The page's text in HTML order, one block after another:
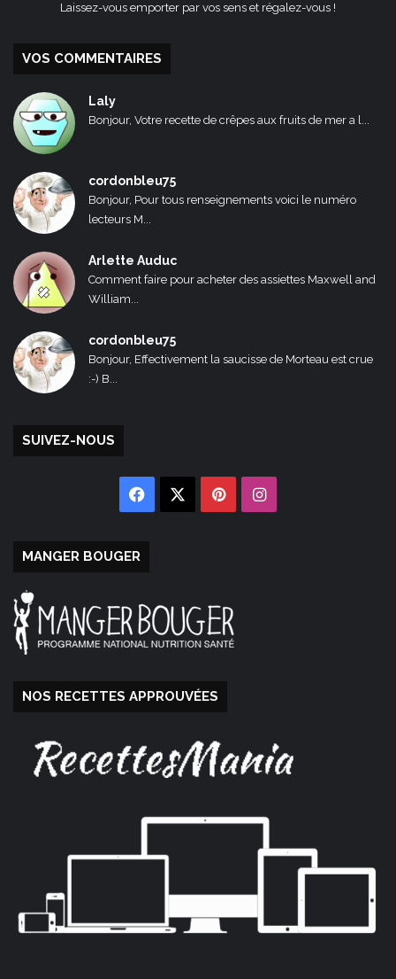
Laissez-vous emporter par vos sens et régalez-vous !
VOS COMMENTAIRES
Laly
Bonjour, Votre recette de crêpes aux fruits de mer a l...
cordonbleu75
Bonjour, Pour tous renseignements voici le numéro
lecteurs M...
Arlette Auduc
Comment faire pour acheter des assiettes Maxwell and
William...
cordonbleu75
Bonjour, Effectivement la saucisse de Morteau est crue
:-) B...
SUIVEZ-NOUS
Facebook PinterestInstagram
MANGER BOUGER
NOS RECETTES APPROUVÉES